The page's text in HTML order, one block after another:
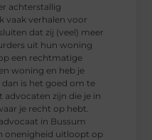
achterstallig
vaak verhalen voor
dat zij (veel) meer
uit hun woning
een rechtmatige
woning en heb je
is het goed om te
zijn die je in
je recht op hebt.
in Bussum
onenigheid uitloopt op